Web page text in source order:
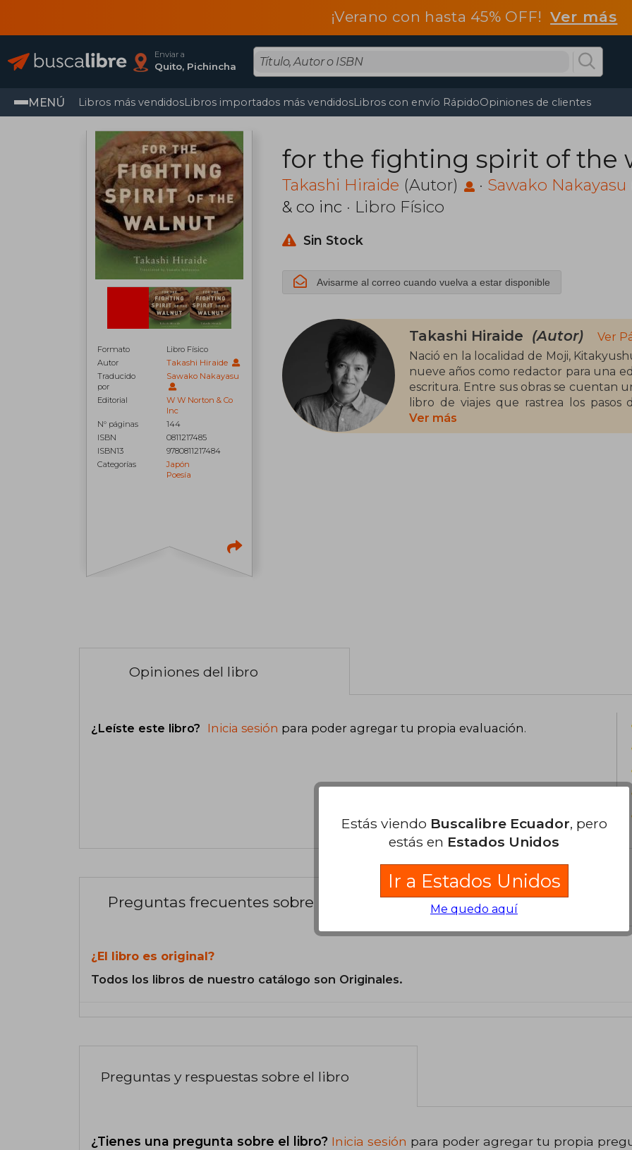
¡Verano con hasta 45% OFF!Ver más
Enviar a
Quito, Pichincha
MENÚ Libros más vendidosLibros importados más vendidosLibros con envío RápidoOpiniones de clientes
Formato
Libro Físico
Autor
Takashi Hiraide
Traducido
por
Sawako Nakayasu
Editorial
W W Norton & Co
Inc
N° páginas
144
ISBN
0811217485
ISBN13
9780811217484
Categorías
Japón
Poesía
for the fighting spirit of the
Takashi Hiraide (Autor) · Sawako Nakayasu
& co inc · Libro Físico
Sin Stock
Avisarme al correo cuando vuelva a estar disponible
Takashi Hiraide (Autor)
Ver
Nació en la localidad de Moji,
nueve años como redactor para una
escritura. Entre sus obras se cuentan
libro de viajes que rastrea los
Berlín, una compilación de cartas
seni no tameni (Para el espíritu
Ver más
Opiniones del libro
¿Leíste este libro? Inicia sesión para poder agregar tu propia evaluación.
Preguntas frecuentes sobre el libro
¿El libro es original?
Todos los libros de nuestro catálogo son Originales.
Preguntas y respuestas sobre el libro
¿Tienes una pregunta sobre el libro? Inicia sesión para poder agregar tu propia
Estás viendo Buscalibre Ecuador, pero
estás en Estados Unidos
Ir a Estados Unidos
Me quedo aquí